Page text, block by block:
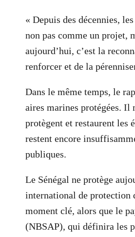
« Depuis des décennies,
non pas comme un projet,
aujourd’hui, c’est la
renforcer et de la
Dans le même temps, le
aires marines protégées. Il
protègent et restaurent les
restent encore
publiques.
Le Sénégal ne protège
international de protection
moment clé, alors que le
(NBSAP), qui définira les